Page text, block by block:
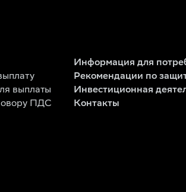
выплаты
ПДС
Информация для
Рекомендации по
Инвестиционная
Контакты